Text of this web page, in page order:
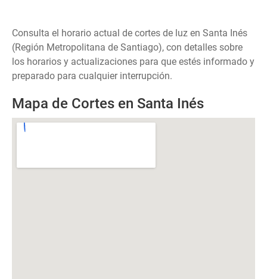
Consulta el horario actual de cortes de luz en Santa Inés
(Región Metropolitana de Santiago), con detalles sobre
los horarios y actualizaciones para que estés informado y
preparado para cualquier interrupción.
Mapa de Cortes en Santa Inés